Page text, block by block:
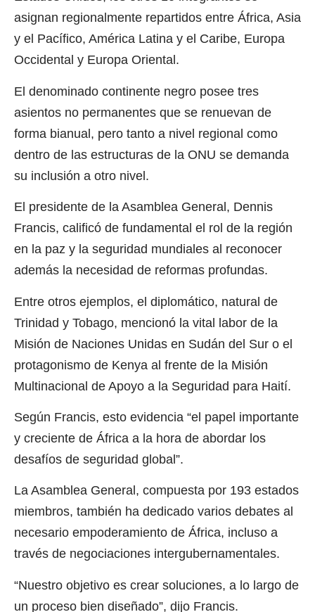
asignan regionalmente repartidos entre África, Asia
y el Pacífico, América Latina y el Caribe, Europa
Occidental y Europa Oriental.
El denominado continente negro posee tres
asientos no permanentes que se renuevan de
forma bianual, pero tanto a nivel regional como
dentro de las estructuras de la ONU se demanda
su inclusión a otro nivel.
El presidente de la Asamblea General, Dennis
Francis, calificó de fundamental el rol de la región
en la paz y la seguridad mundiales al reconocer
además la necesidad de reformas profundas.
Entre otros ejemplos, el diplomático, natural de
Trinidad y Tobago, mencionó la vital labor de la
Misión de Naciones Unidas en Sudán del Sur o el
protagonismo de Kenya al frente de la Misión
Multinacional de Apoyo a la Seguridad para Haití.
Según Francis, esto evidencia “el papel importante
y creciente de África a la hora de abordar los
desafíos de seguridad global”.
La Asamblea General, compuesta por 193 estados
miembros, también ha dedicado varios debates al
necesario empoderamiento de África, incluso a
través de negociaciones intergubernamentales.
“Nuestro objetivo es crear soluciones, a lo largo de
un proceso bien diseñado”, dijo Francis.